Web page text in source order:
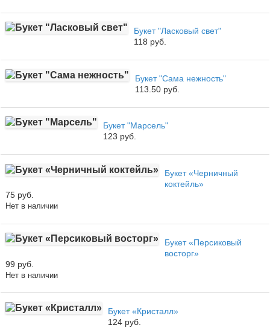
Букет "Ласковый свет"
118 руб.
Букет "Сама нежность"
113.50 руб.
Букет "Марсель"
123 руб.
Букет «Черничный
коктейль»
75 руб.
Нет в наличии
Букет «Персиковый
восторг»
99 руб.
Нет в наличии
Букет «Кристалл»
124 руб.